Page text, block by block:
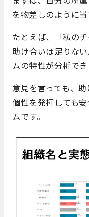
を物差しのように
たとえば、「私の
助け合いは足りな
ムの特性が分析でき
意見を言っても、
個性を発揮しても
ムです。